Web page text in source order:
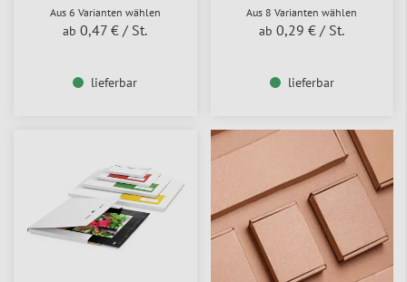
Aus 6 Varianten wählen
ab 0,47 € / St.
lieferbar
Aus 8 Varianten wählen
ab 0,29 € / St.
lieferbar